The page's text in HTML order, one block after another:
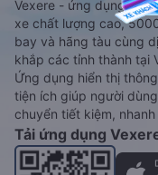
Vexere - ứng dụng đặt
xe chất lượng cao,
bay và hãng tàu cùng
khắp các tỉnh thành tại
Ứng dụng hiển thị
tiện ích giúp người
chuyển tiết kiệm,
Tải ứng dụng